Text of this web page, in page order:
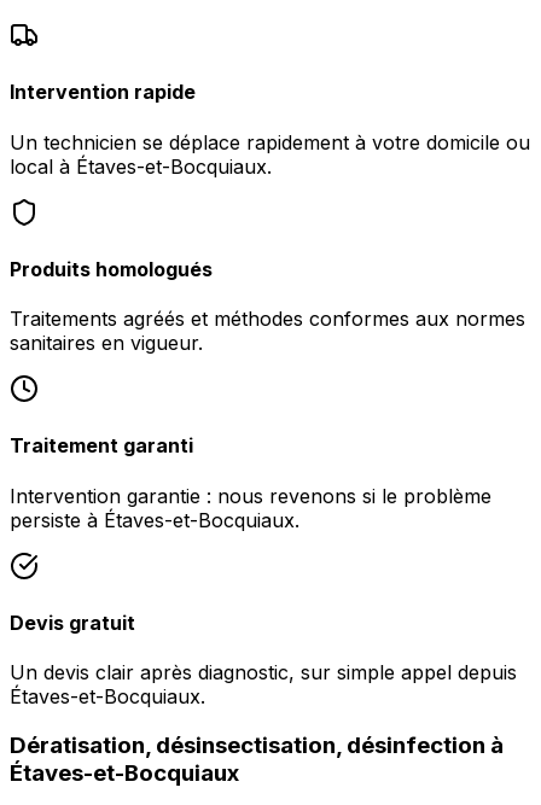
Intervention rapide
Un technicien se déplace rapidement à votre domicile ou
local à Étaves-et-Bocquiaux.
Produits homologués
Traitements agréés et méthodes conformes aux normes
sanitaires en vigueur.
Traitement garanti
Intervention garantie : nous revenons si le problème
persiste à Étaves-et-Bocquiaux.
Devis gratuit
Un devis clair après diagnostic, sur simple appel depuis
Étaves-et-Bocquiaux.
Dératisation, désinsectisation, désinfection à
Étaves-et-Bocquiaux